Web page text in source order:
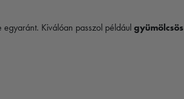
egyaránt. Kiválóan passzol például gyümölcsös